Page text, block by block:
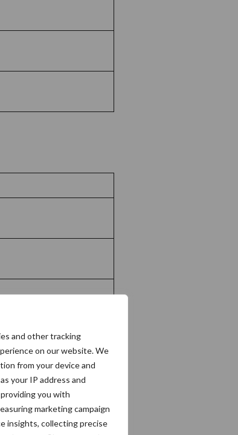
and other tracking
on our website. We
from your device and
your IP address and
you with
marketing campaign
insights, collecting precise